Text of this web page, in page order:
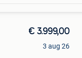
€ 3.999,00
3 aug 26